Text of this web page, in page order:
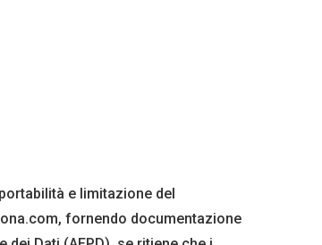
e limitazione del
fornendo documentazione